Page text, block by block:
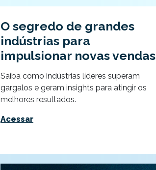
O segredo de grandes
indústrias para
impulsionar novas vendas
Saiba como indústrias líderes superam
gargalos e geram insights para atingir os
melhores resultados.
Acessar